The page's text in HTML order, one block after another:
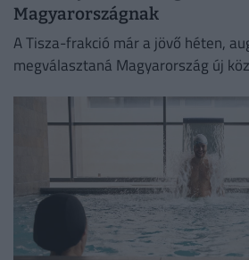
Magyarországnak
A Tisza-frakció már a jövő héten,
megválasztaná Magyarország új
Országgyűlésnek.